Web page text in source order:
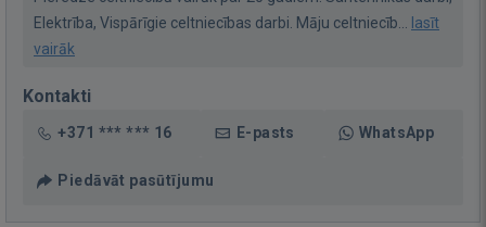
Elektrība, Vispārīgie celtniecības darbi. Māju celtniecīb... lasīt
vairāk
Kontakti
+371 *** *** 16 E-pasts WhatsApp
Piedāvāt pasūtījumu